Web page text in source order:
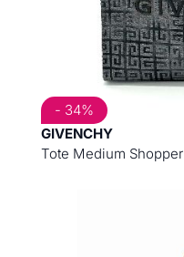
GIVENCHY
Tote Medium Shopper
- 34%